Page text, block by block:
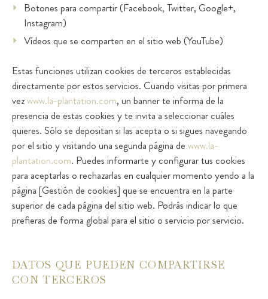
Botones para compartir (Facebook, Twitter, Google+,
Instagram)
Vídeos que se comparten en el sitio web (YouTube)
Estas funciones utilizan cookies de terceros establecidas
directamente por estos servicios. Cuando visitas por primera
vezwww.la-plantation.com, un banner te informa de la
presencia de estas cookies y te invita a seleccionar cuáles
quieres. Sólo se depositan si las acepta o si sigues navegando
por el sitio y visitando una segunda página de www.la-
plantation.com. Puedes informarte y configurar tus cookies
para aceptarlas o rechazarlas en cualquier momento yendo a la
página [Gestión de cookies] que se encuentra en la parte
superior de cada página del sitio web. Podrás indicar lo que
prefieras de forma global para el sitio o servicio por servicio.
DATOS QUE PUEDEN COMPARTIRSE
CON TERCEROS